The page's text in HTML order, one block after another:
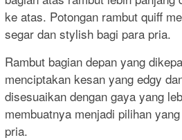
ke atas. Potongan rambut quiff
segar dan stylish bagi para pria.
Rambut bagian depan yang
menciptakan kesan yang edgy
disesuaikan dengan gaya yang
membuatnya menjadi pilihan
pria.